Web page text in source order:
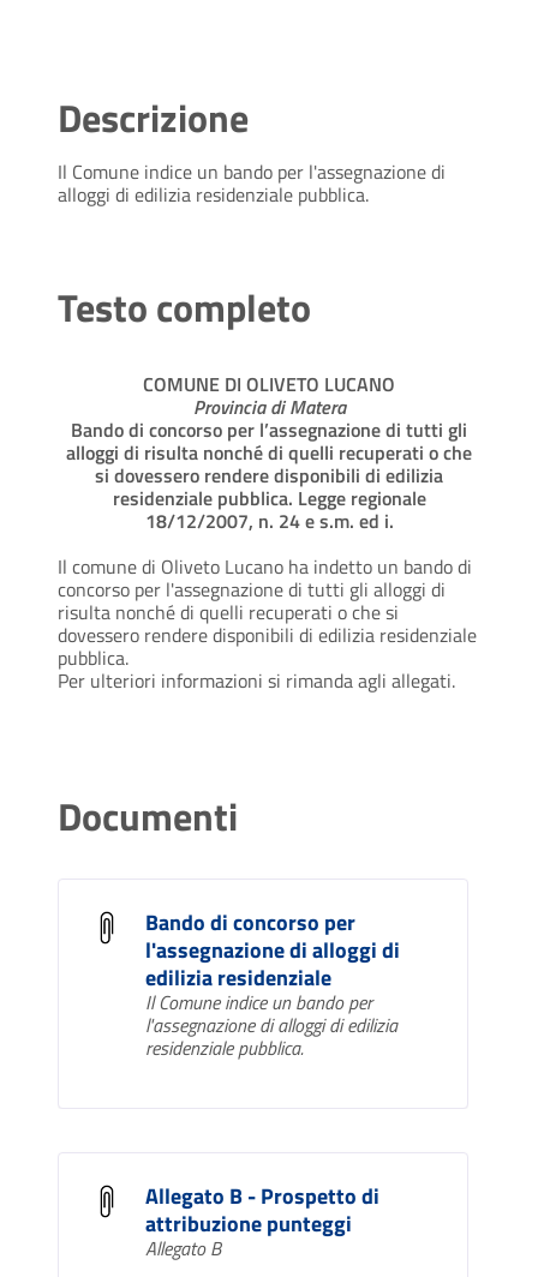
Descrizione
Il Comune indice un bando per l'assegnazione di
alloggi di edilizia residenziale pubblica.
Testo completo
COMUNE DI OLIVETO LUCANO
Provincia di Matera
Bando di concorso per l’assegnazione di tutti gli
alloggi di risulta nonché di quelli recuperati o che
si dovessero rendere disponibili di edilizia
residenziale pubblica. Legge regionale
18/12/2007, n. 24 e s.m. ed i.
Il comune di Oliveto Lucano ha indetto un bando di
concorso per l'assegnazione di tutti gli alloggi di
risulta nonché di quelli recuperati o che si
dovessero rendere disponibili di edilizia residenziale
pubblica.
Per ulteriori informazioni si rimanda agli allegati.
Documenti
Bando di concorso per
l'assegnazione di alloggi di
edilizia residenziale
Il Comune indice un bando per
l'assegnazione di alloggi di edilizia
residenziale pubblica.
Allegato B - Prospetto di
attribuzione punteggi
Allegato B